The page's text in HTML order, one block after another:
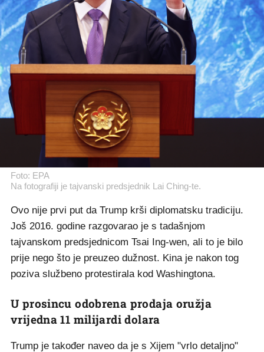
Foto: EPA
Na fotografiji je tajvanski predsjednik Lai Ching-te.
Ovo nije prvi put da Trump krši diplomatsku tradiciju.
Još 2016. godine razgovarao je s tadašnjom
tajvanskom predsjednicom Tsai Ing-wen, ali to je bilo
prije nego što je preuzeo dužnost. Kina je nakon tog
poziva službeno protestirala kod Washingtona.
U prosincu odobrena prodaja oružja
vrijedna 11 milijardi dolara
Trump je također naveo da je s Xijem "vrlo detaljno"